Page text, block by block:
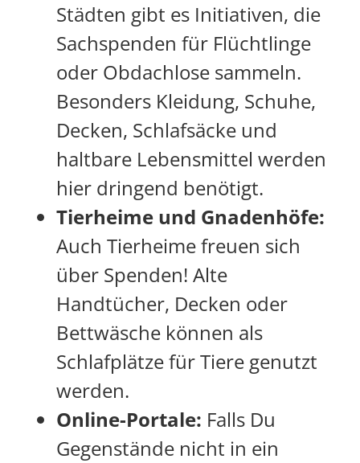
Städten gibt es Initiativen, die
Sachspenden für Flüchtlinge
oder Obdachlose sammeln.
Besonders Kleidung, Schuhe,
Decken, Schlafsäcke und
haltbare Lebensmittel werden
hier dringend benötigt.
Tierheime und Gnadenhöfe:
Auch Tierheime freuen sich
über Spenden! Alte
Handtücher, Decken oder
Bettwäsche können als
Schlafplätze für Tiere genutzt
werden.
Online-Portale: Falls Du
Gegenstände nicht in ein